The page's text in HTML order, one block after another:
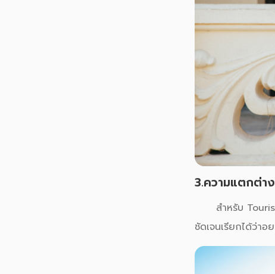
3.ความแตกต่า
สำหรับ Tourist
ชัดเจนเรียกได้ว่าอ